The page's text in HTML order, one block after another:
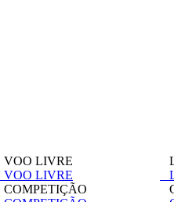
VOO LIVRE
VOO LIVRE
COMPETIÇÃO